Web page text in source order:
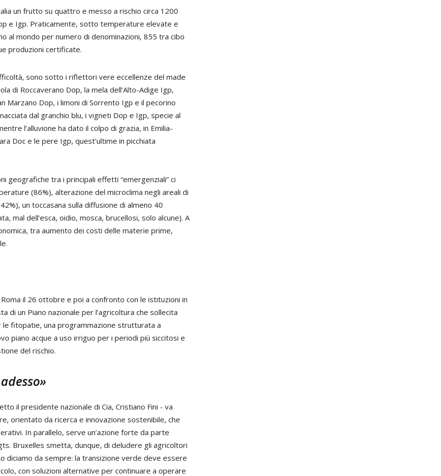
un frutto su quattro e messo a rischio circa 1200
e Igp. Praticamente, sotto temperature elevate e
al mondo per numero di denominazioni, 855 tra cibo
produzioni certificate.
sono sotto i riflettori vere eccellenze del made
di Roccaverano Dop, la mela dell’Alto-Adige Igp,
Marzano Dop, i limoni di Sorrento Igp e il pecorino
dal granchio blu, i vigneti Dop e Igp, specie al
l’alluvione ha dato il colpo di grazia, in Emilia-
Doc e le pere Igp, quest’ultime in picchiata
geografiche tra i principali effetti “emergenziali” ci
(86%), alterazione del microclima negli areali di
un toccasana sulla diffusione di almeno 40
mal dell’esca, oidio, mosca, brucellosi, solo alcune). A
tra aumento dei costi delle materie prime,
il 26 ottobre e poi a confronto con le istituzioni in
di un Piano nazionale per l’agricoltura che sollecita
le fitopatie, una programmazione strutturata a
piano acque a uso irriguo per i periodi più siccitosi e
del rischio.
il presidente nazionale di Cia, Cristiano Fini - va
orientato da ricerca e innovazione sostenibile, che
In parallelo, serve un’azione forte da parte
Bruxelles smetta, dunque, di deludere gli agricoltori
diciamo da sempre: la transizione verde deve essere
con soluzioni alternative per continuare a operare